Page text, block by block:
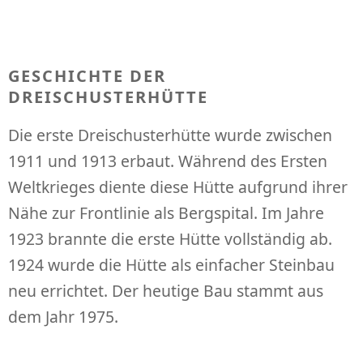
GESCHICHTE DER
DREISCHUSTERHÜTTE
Die erste Dreischusterhütte wurde zwischen
1911 und 1913 erbaut. Während des Ersten
Weltkrieges diente diese Hütte aufgrund ihrer
Nähe zur Frontlinie als Bergspital. Im Jahre
1923 brannte die erste Hütte vollständig ab.
1924 wurde die Hütte als einfacher Steinbau
neu errichtet. Der heutige Bau stammt aus
dem Jahr 1975.